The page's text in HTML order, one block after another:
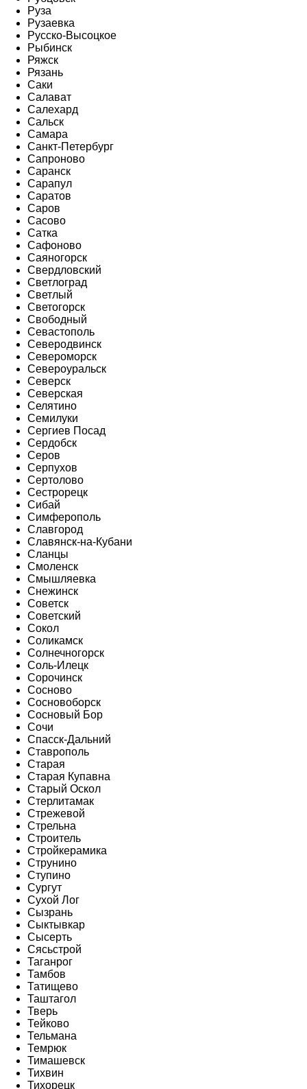
Руза
Рузаевка
Русско-Высоцкое
Рыбинск
Ряжск
Рязань
Саки
Салават
Салехард
Сальск
Самара
Санкт-Петербург
Сапроново
Саранск
Сарапул
Саратов
Саров
Сасово
Сатка
Сафоново
Саяногорск
Свердловский
Светлоград
Светлый
Светогорск
Свободный
Севастополь
Северодвинск
Североморск
Североуральск
Северск
Северская
Селятино
Семилуки
Сергиев Посад
Сердобск
Серов
Серпухов
Сертолово
Сестрорецк
Сибай
Симферополь
Славгород
Славянск-на-Кубани
Сланцы
Смоленск
Смышляевка
Снежинск
Советск
Советский
Сокол
Соликамск
Солнечногорск
Соль-Илецк
Сорочинск
Сосново
Сосновоборск
Сосновый Бор
Сочи
Спасск-Дальний
Ставрополь
Старая
Старая Купавна
Старый Оскол
Стерлитамак
Стрежевой
Стрельна
Строитель
Стройкерамика
Струнино
Ступино
Сургут
Сухой Лог
Сызрань
Сыктывкар
Сысерть
Сясьстрой
Таганрог
Тамбов
Татищево
Таштагол
Тверь
Тейково
Тельмана
Темрюк
Тимашевск
Тихвин
Тихорецк